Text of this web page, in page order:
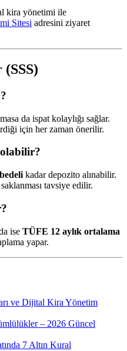
kira yönetimi ile
Sitesi adresini ziyaret
da ispat kolaylığı sağlar.
için her zaman önerilir.
kadar depozito alınabilir.
tavsiye edilir.
ise TÜFE 12 aylık ortalama
yapar.
ve Dijital Kira Yönetim
– 2026 Güncel
7 Altın Kural